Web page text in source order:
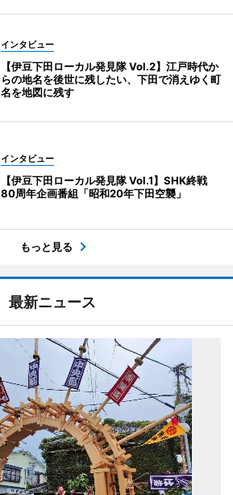
インタビュー
【伊豆下田ローカル発見隊 Vol.2】江戸時代か
らの地名を後世に残したい、下田で消えゆく町
名を地図に残す
インタビュー
【伊豆下田ローカル発見隊 Vol.1】SHK終戦
80周年企画番組「昭和20年下田空襲」
もっと見る
最新ニュース